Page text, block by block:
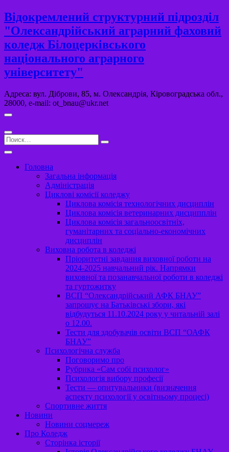
Перейти
к
содержимому
Відокремлений структурний підрозділ
"Олександрійський аграрний фаховий
коледж Білоцерківського
національного аграрного
університету"
Адреса: вул. Діброви, 85, м. Олександрія, Кіровоградська обл.,
28000, e-mail: ot_bnau@ukr.net
Поиск…
Головна
Загальна інформація
Адміністрація
Циклові комісії коледжу
Циклова комісія технологічних дисциплін
Циклова комісія ветеринарних дисципплін
Циклова комісія загальноосвітніх,
гуманітарних та соціально-економічних
дисциплін
Виховна робота в коледжі
Пріоритетні завдання виховної роботи на
2024-2025 навчальний рік. Напрямки
виховної та позанавчальної роботи в коледжі
та гуртожитку
ВСП “Олександрійський АФК БНАУ”
запрошує на Батьківські збори, які
відбудуться 11.10.2024 року у читальній залі
о 12.00.
Тести для здобувачів освіти ВСП “ОАФК
БНАУ”
Психологічна служба
Поговоримо про
Рубрика «Сам собі психолог»
Психологія вибору професії
Тести — опитувальники (визначення
аспекту психології у освітньому процесі)
Спортивне життя
Новини
Новини соцмереж
Про Коледж
Сторінка історії